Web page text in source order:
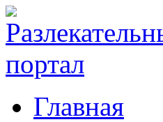
Главная